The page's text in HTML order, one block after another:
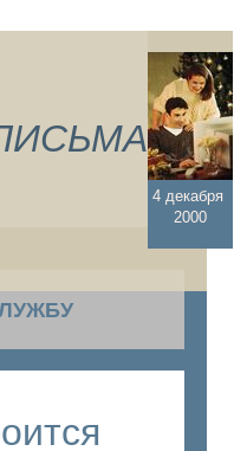
4 декабря
2000